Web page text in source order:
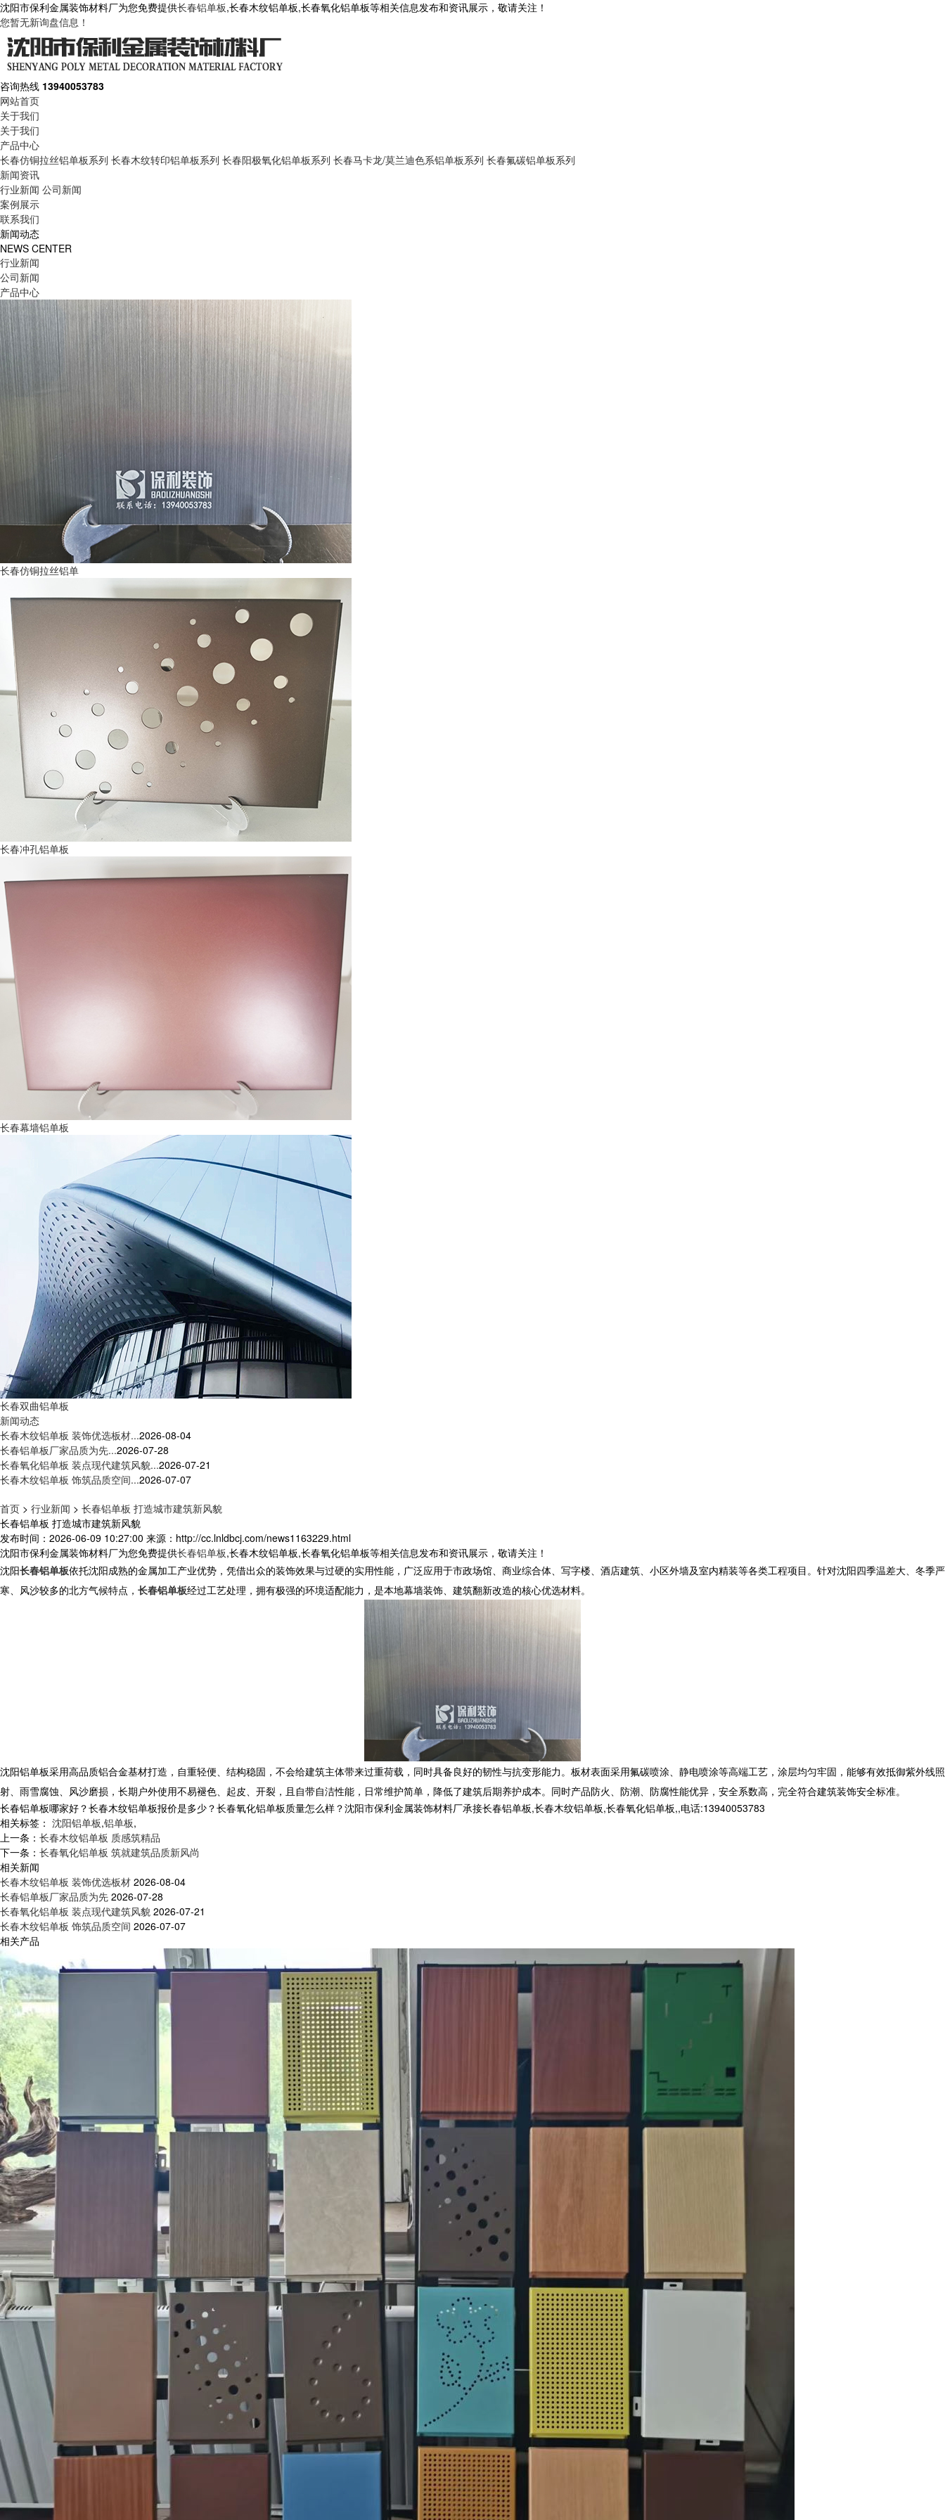
沈阳市保利金属装饰材料厂为您免费提供长春铝单板,长春木纹铝单板,长春氧化铝单板等相关信息发布和资讯展示，敬请关注！
您暂无新询盘信息！
咨询热线 13940053783
网站首页
关于我们
关于我们
产品中心
长春仿铜拉丝铝单板系列 长春木纹转印铝单板系列 长春阳极氧化铝单板系列 长春马卡龙/莫兰迪色系铝单板系列 长春氟碳铝单板系列
新闻资讯
行业新闻 公司新闻
案例展示
联系我们
新闻动态
NEWS CENTER
行业新闻
公司新闻
产品中心
长春仿铜拉丝铝单
长春冲孔铝单板
长春幕墙铝单板
长春双曲铝单板
新闻动态
长春木纹铝单板 装饰优选板材...2026-08-04
长春铝单板厂家品质为先...2026-07-28
长春氧化铝单板 装点现代建筑风貌...2026-07-21
长春木纹铝单板 饰筑品质空间...2026-07-07
首页 > 行业新闻 > 长春铝单板 打造城市建筑新风貌
长春铝单板 打造城市建筑新风貌
发布时间：2026-06-09 10:27:00 来源：http://cc.lnldbcj.com/news1163229.html
沈阳市保利金属装饰材料厂为您免费提供长春铝单板,长春木纹铝单板,长春氧化铝单板等相关信息发布和资讯展示，敬请关注！
沈阳长春铝单板依托沈阳成熟的金属加工产业优势，凭借出众的装饰效果与过硬的实用性能，广泛应用于市政场馆、商业综合体、写字楼、酒店建筑、小区外墙及室内精装等各类工程项目。针对沈阳四季温差大、冬季严
寒、风沙较多的北方气候特点， 长春铝单板经过工艺处理，拥有极强的环境适配能力，是本地幕墙装饰、建筑翻新改造的核心优选材料。
沈阳铝单板采用高品质铝合金基材打造，自重轻便、结构稳固，不会给建筑主体带来过重荷载，同时具备良好的韧性与抗变形能力。板材表面采用氟碳喷涂、静电喷涂等高端工艺，涂层均匀牢固，能够有效抵御紫外线照
射、雨雪腐蚀、风沙磨损，长期户外使用不易褪色、起皮、开裂，且自带自洁性能，日常维护简单，降低了建筑后期养护成本。同时产品防火、防潮、防腐性能优异，安全系数高，完全符合建筑装饰安全标准。
长春铝单板哪家好？长春木纹铝单板报价是多少？长春氧化铝单板质量怎么样？沈阳市保利金属装饰材料厂承接长春铝单板,长春木纹铝单板,长春氧化铝单板,,电话:13940053783
相关标签： 沈阳铝单板,铝单板,
上一条： 长春木纹铝单板 质感筑精品
下一条： 长春氧化铝单板 筑就建筑品质新风尚
相关新闻
长春木纹铝单板 装饰优选板材 2026-08-04
长春铝单板厂家品质为先 2026-07-28
长春氧化铝单板 装点现代建筑风貌 2026-07-21
长春木纹铝单板 饰筑品质空间 2026-07-07
相关产品